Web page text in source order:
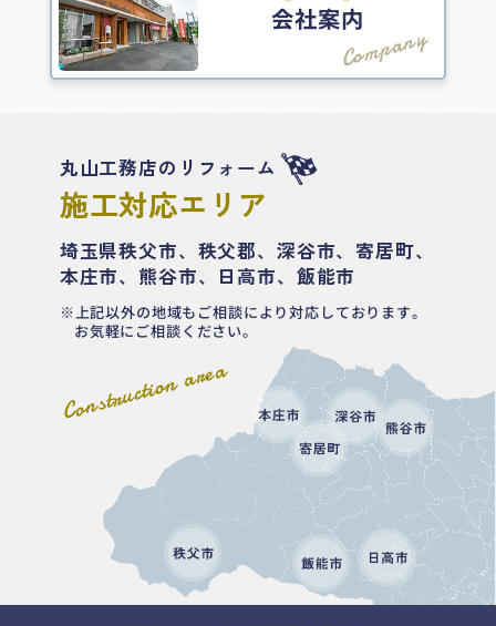
会社案内
Company
Construction area
丸山工務店のリフォーム
施工対応エリア
埼玉県秩父市、秩父郡、深谷市、寄居町、
本庄市、熊谷市、日高市、飯能市
上記以外の地域もご相談により対応しております。
お気軽にご相談ください。